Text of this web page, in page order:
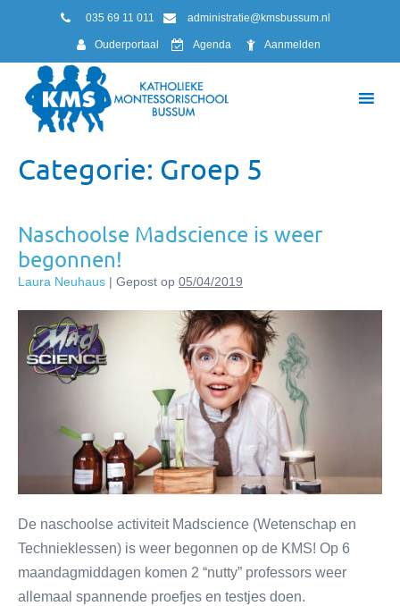
035 69 11 011 administratie@kmsbussum.nl
Ouderportaal Agenda Aanmelden
Categorie: Groep 5
Naschoolse Madscience is weer
begonnen!
Laura Neuhaus | Gepost op 05/04/2019
De naschoolse activiteit Madscience (Wetenschap en
Technieklessen) is weer begonnen op de KMS! Op 6
maandagmiddagen komen 2 “nutty” professors weer
allemaal spannende proefjes en testjes doen.